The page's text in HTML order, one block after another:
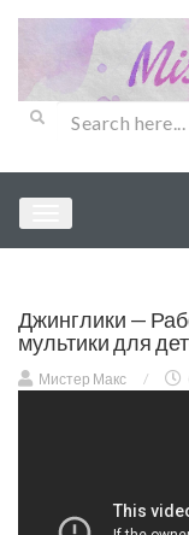
Джинглики —
мультики для
Мистер Макс /